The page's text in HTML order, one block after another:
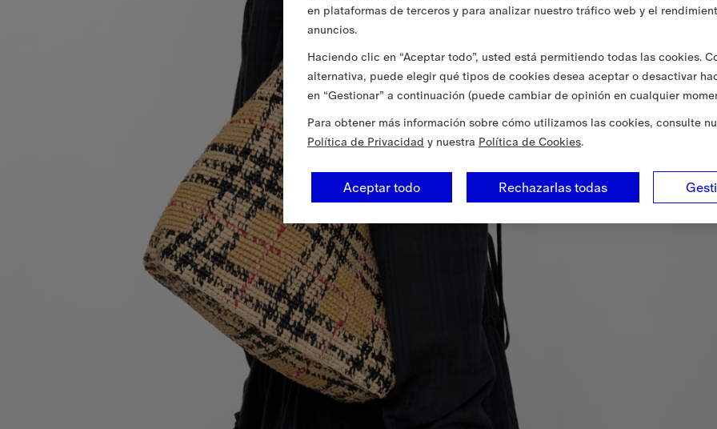
en plataformas de terceros y para analizar nuestro tráfico web y el
anuncios.
Haciendo clic en “Aceptar todo”, usted está permitiendo todas las cookies.
alternativa, puede elegir qué tipos de cookies desea aceptar o desactivar
en “Gestionar” a continuación (puede cambiar de opinión en cualquier
Para obtener más información sobre cómo utilizamos las cookies, consulte
Política de Privacidad y nuestra Política de Cookies.
Rechazarlas todas
Aceptar todo